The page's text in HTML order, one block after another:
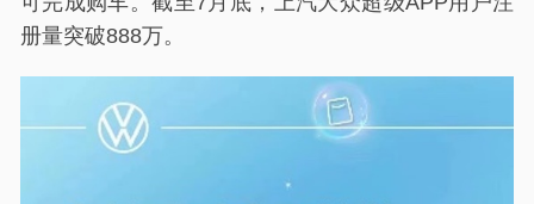
册量突破888万。